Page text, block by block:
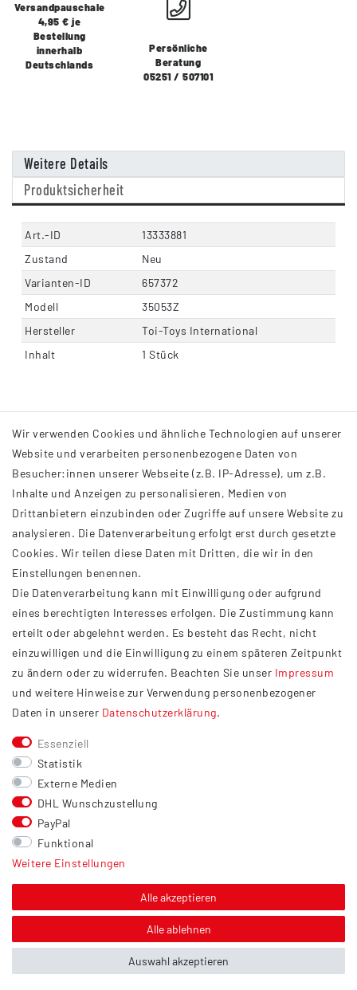
Versandpauschale
4,95 € je
Bestellung
innerhalb
Deutschlands
Persönliche
Beratung
05251 / 507101
Weitere Details
Produktsicherheit
Art.-ID
13333881
Zustand
Neu
Varianten-ID
657372
Modell
35053Z
Hersteller
Toi-Toys International
Inhalt
1 Stück
INFORMATIONEN
AGB
Impressum
Datenschutzerklärung
Widerrufsrecht
Barrierefreiheit
Service
Kontakt
Versand
Zahlung
Vertrag widerrufen
Sonstiges
Hinweis zur Entsorgung von Altbatterien & Altöl
Über uns
Wir verwenden Cookies und ähnliche Technologien auf unserer
Website und verarbeiten personenbezogene Daten von
Besucher:innen unserer Webseite (z.B. IP-Adresse), um z.B.
Inhalte und Anzeigen zu personalisieren, Medien von
Drittanbietern einzubinden oder Zugriffe auf unsere Website zu
analysieren. Die Datenverarbeitung erfolgt erst durch gesetzte
Cookies. Wir teilen diese Daten mit Dritten, die wir in den
Einstellungen benennen.
Die Datenverarbeitung kann mit Einwilligung oder aufgrund
eines berechtigten Interesses erfolgen. Die Zustimmung kann
erteilt oder abgelehnt werden. Es besteht das Recht, nicht
einzuwilligen und die Einwilligung zu einem späteren Zeitpunkt
zu ändern oder zu widerrufen. Beachten Sie unser Impressum
und weitere Hinweise zur Verwendung personenbezogener
Daten in unserer Daten­schutz­erklärung.
Essenziell
Statistik
Externe Medien
DHL Wunschzustellung
PayPal
Funktional
Weitere Einstellungen
Alle akzeptieren
Alle ablehnen
Auswahl akzeptieren